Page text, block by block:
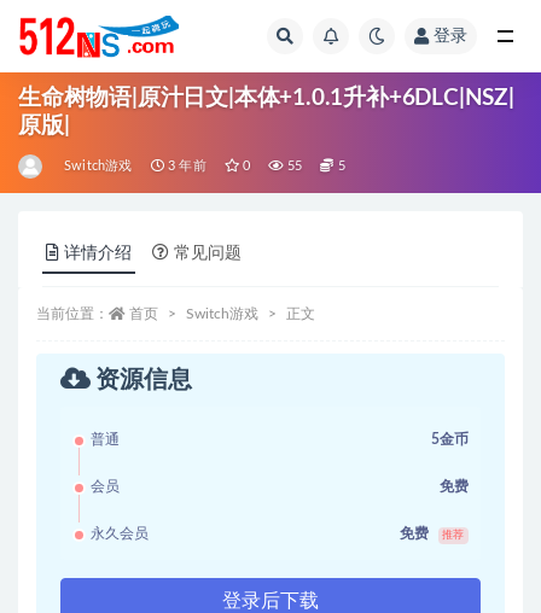
登录
生命树物语|原汁日文|本体+1.0.1升补+6DLC|NSZ|
原版|
Switch游戏 3 年前 0 55 5
详情介绍 常见问题
当前位置： 首页 Switch游戏 正文
资源信息
普通 5金币
会员 免费
永久会员 免费 推荐
登录后下载